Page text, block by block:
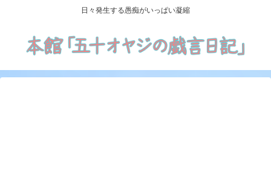
日々発生する愚痴がいっぱい凝縮